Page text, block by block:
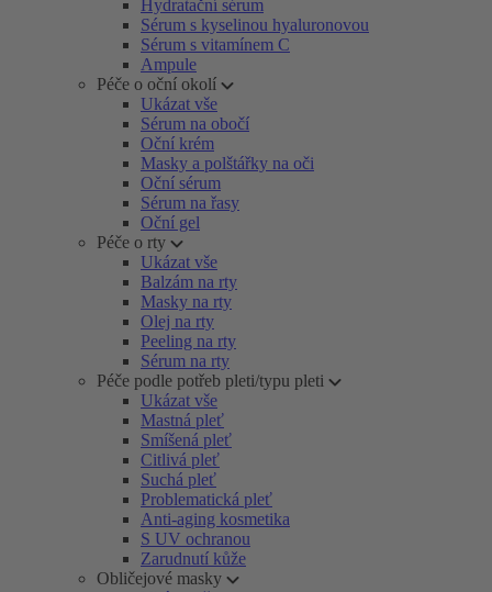
Hydratační sérum
Sérum s kyselinou hyaluronovou
Sérum s vitamínem C
Ampule
Péče o oční okolí
Ukázat vše
Sérum na obočí
Oční krém
Masky a polštářky na oči
Oční sérum
Sérum na řasy
Oční gel
Péče o rty
Ukázat vše
Balzám na rty
Masky na rty
Olej na rty
Peeling na rty
Sérum na rty
Péče podle potřeb pleti/typu pleti
Ukázat vše
Mastná pleť
Smíšená pleť
Citlivá pleť
Suchá pleť
Problematická pleť
Anti-aging kosmetika
S UV ochranou
Zarudnutí kůže
Obličejové masky